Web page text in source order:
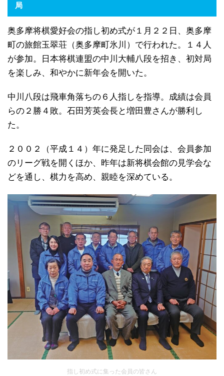
局
奥多摩将棋愛好会の指し初め式が１月２２日、奥多摩
町の旅館玉翠荘（奥多摩町氷川）で行われた。１４人
が参加。日本将棋連盟の中川大輔八段を招き、初対局
を楽しみ、和やかに新年会を開いた。
中川八段は飛車角落ちの６人指しを指導。成績は会員
らの２勝４敗。石田芳英会長と増田豊さんが勝利し
た。
２００２（平成１４）年に発足した同会は、会員参加
のリーグ戦を開くほか、昨年は新将棋会館の見学会な
どを通し、棋力を高め、親睦を深めている。
指し初め式に集った会員の皆さん